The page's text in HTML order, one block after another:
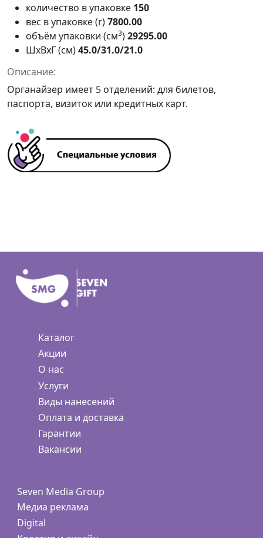
количество в упаковке 150
вес в упаковке (г)7800.00
объём упаковки (см3)29295.00
ШxВxГ (см)45.0/31.0/21.0
Описание:
Органайзер имеет 5 отделений: для билетов,
паспорта, визиток или кредитных карт.
Каталог
Акции
О нас
Услуги
Виды нанесений
Оплата и доставка
Гарантии
Вакансии
Seven Media Group
Медиа реклама
Digital